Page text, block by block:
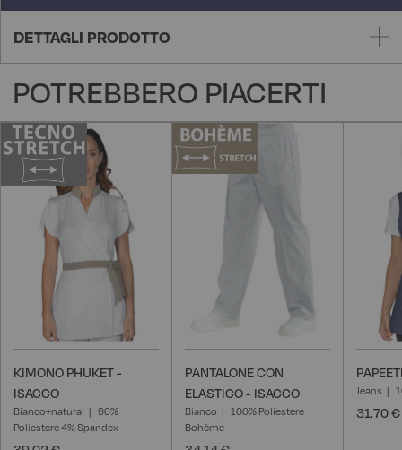
DETTAGLI PRODOTTO
POTREBBERO PIACERTI
KIMONO PHUKET -
ISACCO
Bianco+natural
96%
Poliestere 4% Spandex
PANTALONE CON
ELASTICO - ISACCO
Bianco
100% Poliestere
Bohème
Jeans
31,70 €